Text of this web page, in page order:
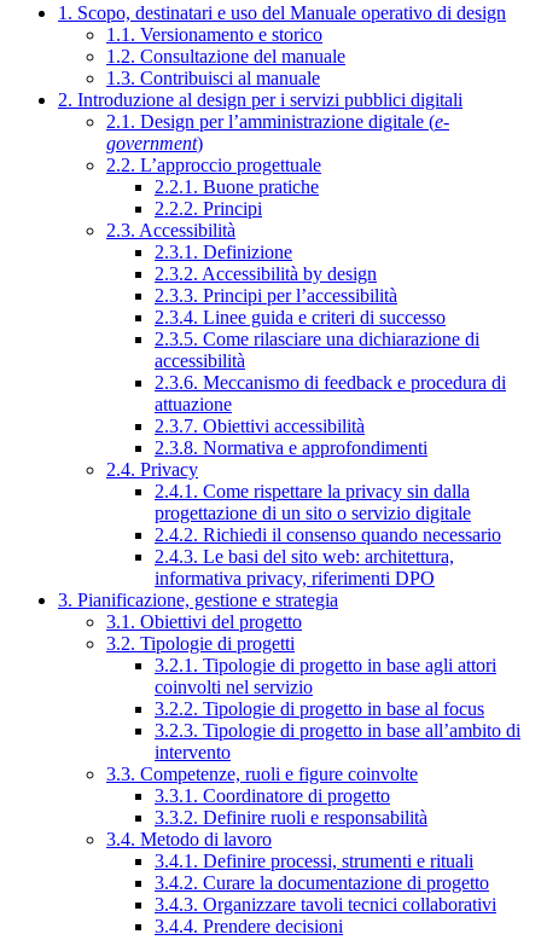
1. Scopo, destinatari e uso del Manuale operativo di design
1.1. Versionamento e storico
1.2. Consultazione del manuale
1.3. Contribuisci al manuale
2. Introduzione al design per i servizi pubblici digitali
2.1. Design per l’amministrazione digitale (e-
government)
2.2. L’approccio progettuale
2.2.1. Buone pratiche
2.2.2. Principi
2.3. Accessibilità
2.3.1. Definizione
2.3.2. Accessibilità by design
2.3.3. Principi per l’accessibilità
2.3.4. Linee guida e criteri di successo
2.3.5. Come rilasciare una dichiarazione di
accessibilità
2.3.6. Meccanismo di feedback e procedura di
attuazione
2.3.7. Obiettivi accessibilità
2.3.8. Normativa e approfondimenti
2.4. Privacy
2.4.1. Come rispettare la privacy sin dalla
progettazione di un sito o servizio digitale
2.4.2. Richiedi il consenso quando necessario
2.4.3. Le basi del sito web: architettura,
informativa privacy, riferimenti DPO
3. Pianificazione, gestione e strategia
3.1. Obiettivi del progetto
3.2. Tipologie di progetti
3.2.1. Tipologie di progetto in base agli attori
coinvolti nel servizio
3.2.2. Tipologie di progetto in base al focus
3.2.3. Tipologie di progetto in base all’ambito di
intervento
3.3. Competenze, ruoli e figure coinvolte
3.3.1. Coordinatore di progetto
3.3.2. Definire ruoli e responsabilità
3.4. Metodo di lavoro
3.4.1. Definire processi, strumenti e rituali
3.4.2. Curare la documentazione di progetto
3.4.3. Organizzare tavoli tecnici collaborativi
3.4.4. Prendere decisioni